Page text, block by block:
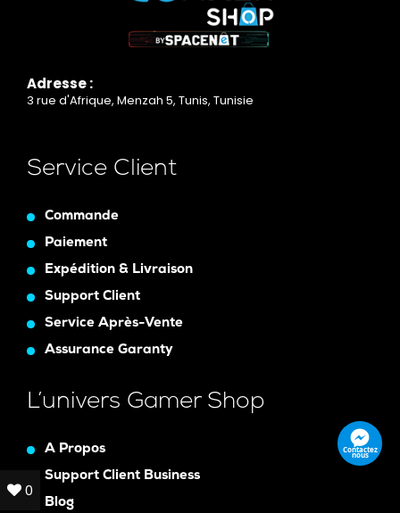
Adresse :
3 rue d'Afrique, Menzah 5, Tunis, Tunisie
Service Client
Commande
Paiement
Expédition & Livraison
Support Client
Service Après-Vente
Assurance Garanty
L’univers Gamer Shop
A Propos
Support Client Business
Blog
Contactez
nous
0
0